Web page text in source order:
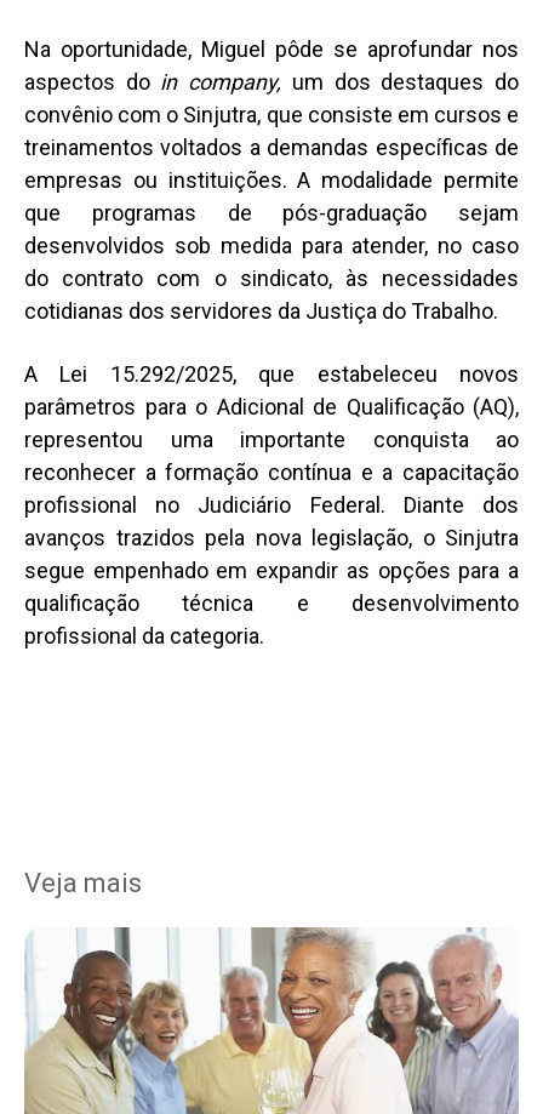
Na oportunidade, Miguel pôde se aprofundar nos
aspectos do in company, um dos destaques do
convênio com o Sinjutra, que consiste em cursos e
treinamentos voltados a demandas específicas de
empresas ou instituições. A modalidade permite
que programas de pós-graduação sejam
desenvolvidos sob medida para atender, no caso
do contrato com o sindicato, às necessidades
cotidianas dos servidores da Justiça do Trabalho.
A Lei 15.292/2025, que estabeleceu novos
parâmetros para o Adicional de Qualificação (AQ),
representou uma importante conquista ao
reconhecer a formação contínua e a capacitação
profissional no Judiciário Federal. Diante dos
avanços trazidos pela nova legislação, o Sinjutra
segue empenhado em expandir as opções para a
qualificação técnica e desenvolvimento
profissional da categoria.
Veja mais